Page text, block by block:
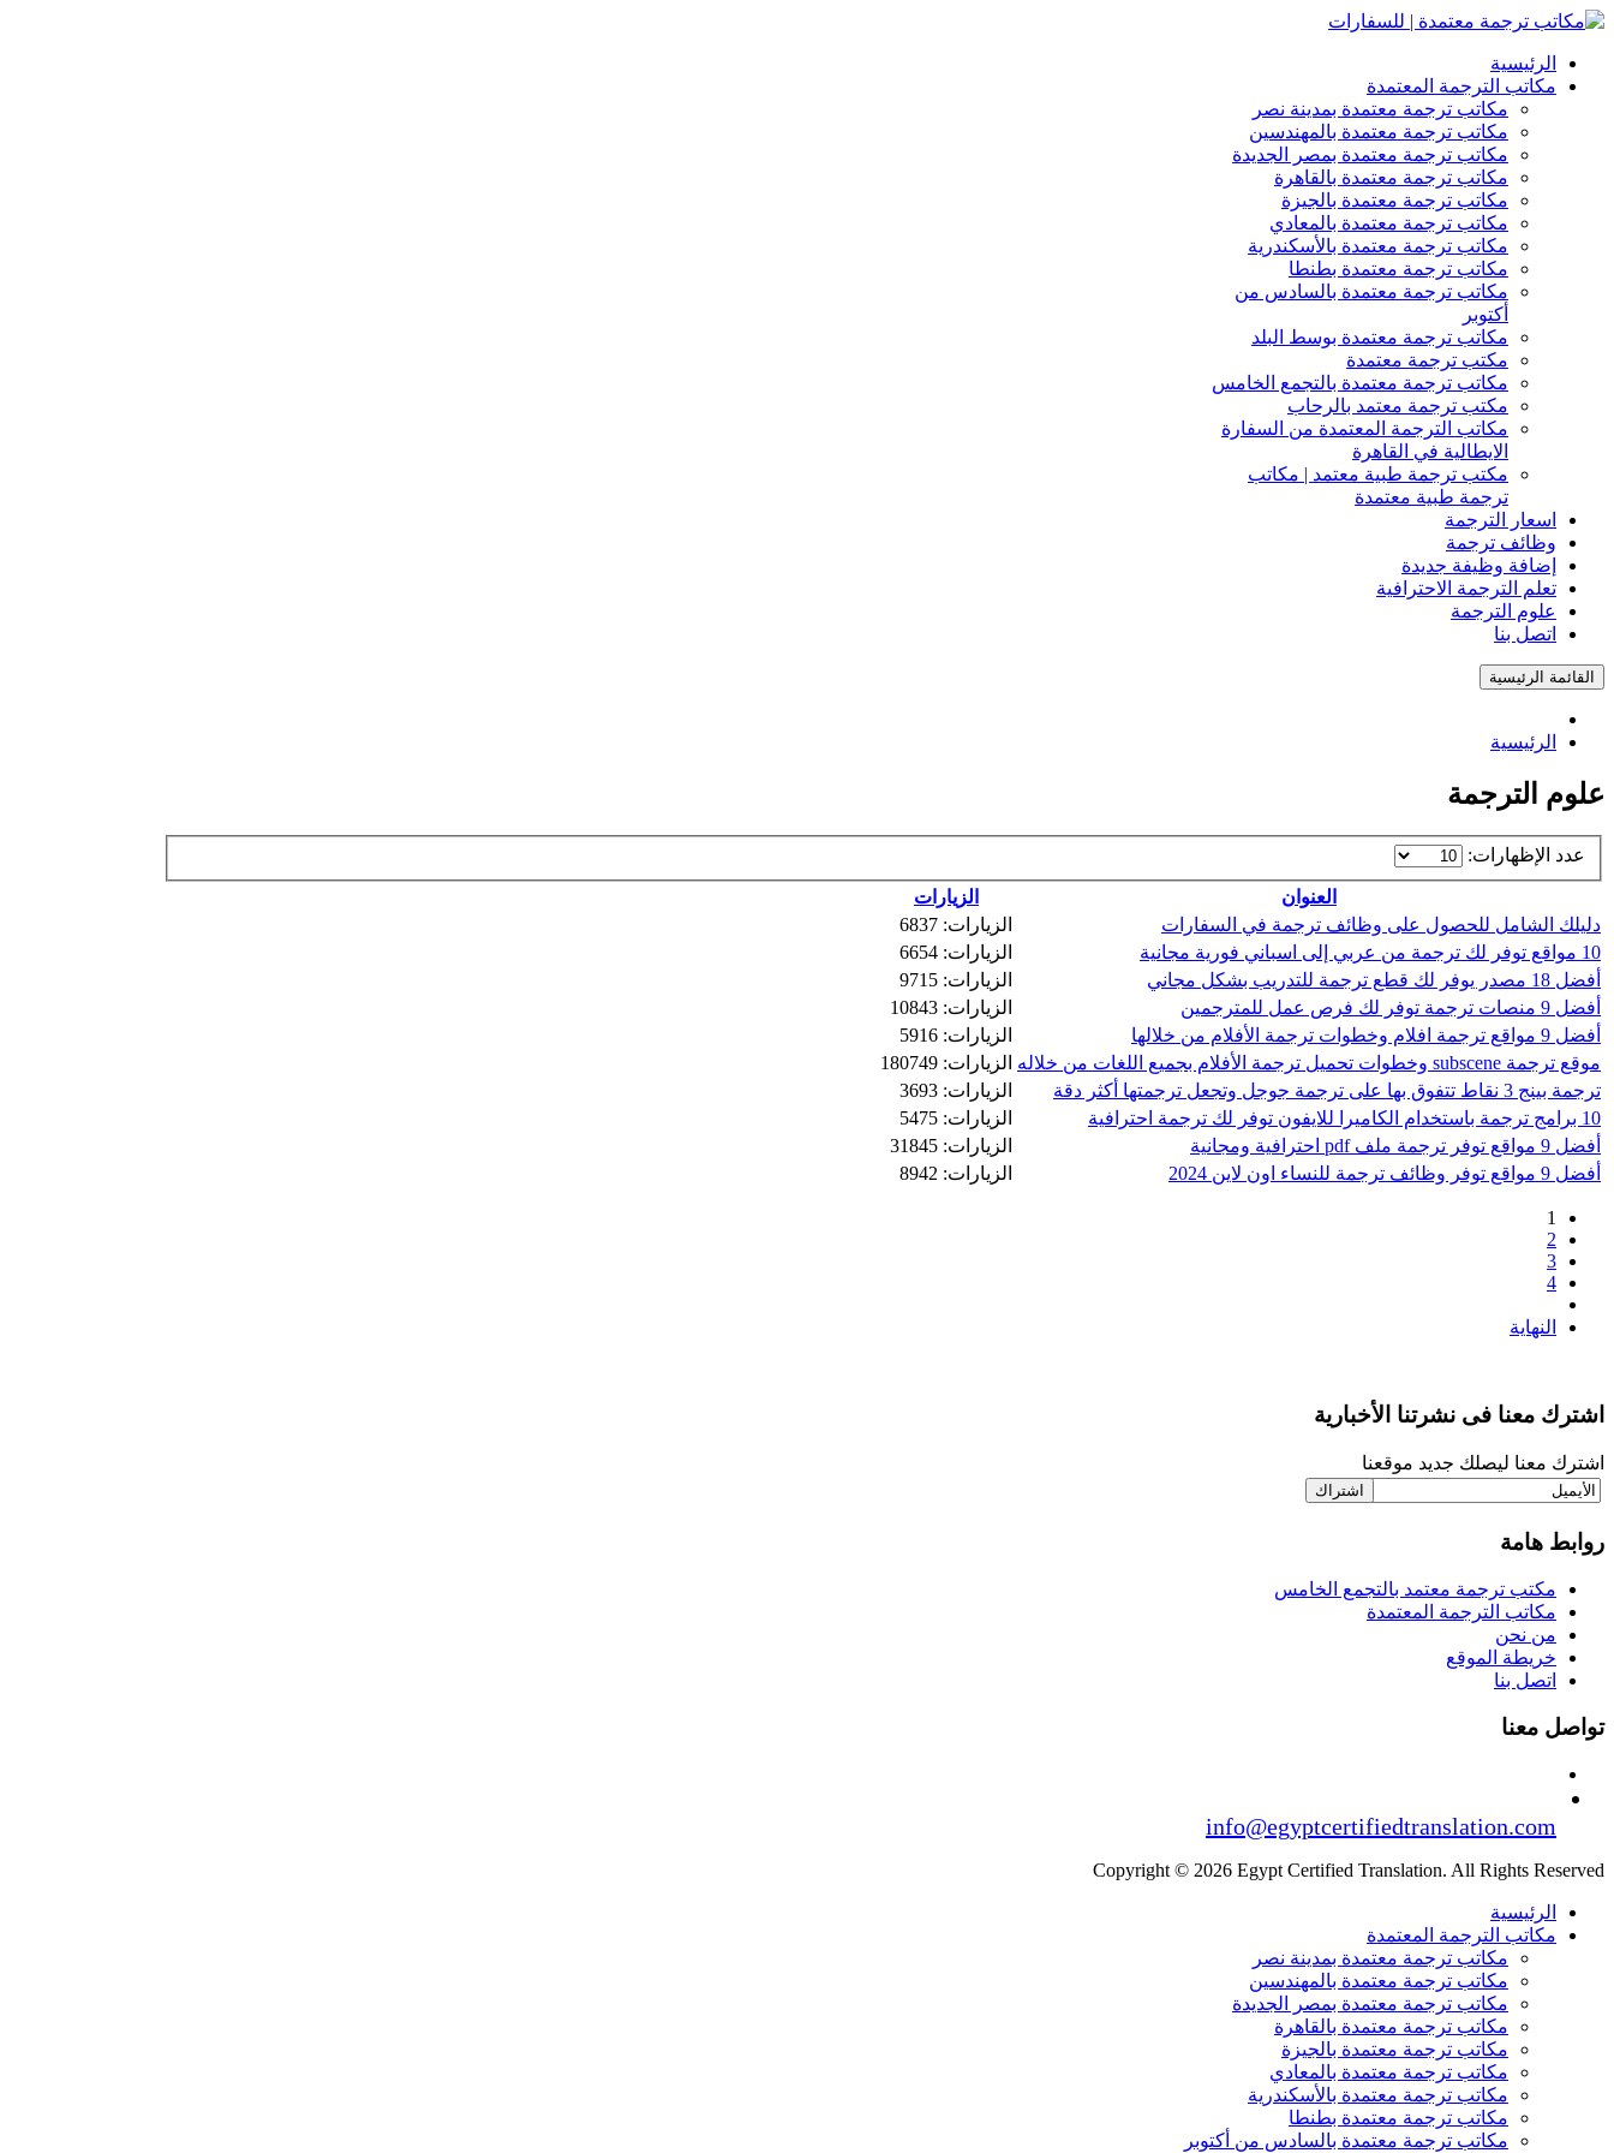
الرئيسية
مكاتب الترجمة المعتمدة
مكاتب ترجمة معتمدة بمدينة نصر
مكاتب ترجمة معتمدة بالمهندسين
مكاتب ترجمة معتمدة بمصر الجديدة
مكاتب ترجمة معتمدة بالقاهرة
مكاتب ترجمة معتمدة بالجيزة
مكاتب ترجمة معتمدة بالمعادي
مكاتب ترجمة معتمدة بالأسكندرية
مكاتب ترجمة معتمدة بطنطا
مكاتب ترجمة معتمدة بالسادس من
أكتوبر
مكاتب ترجمة معتمدة بوسط البلد
مكتب ترجمة معتمدة
مكاتب ترجمة معتمدة بالتجمع الخامس
مكتب ترجمة معتمد بالرحاب
مكاتب الترجمة المعتمدة من السفارة
الايطالية في القاهرة
مكتب ترجمة طبية معتمد | مكاتب
ترجمة طبية معتمدة
اسعار الترجمة
وظائف ترجمة
إضافة وظيفة جديدة
تعلم الترجمة الاحترافية
علوم الترجمة
اتصل بنا
القائمة الرئيسية
الرئيسية
علوم الترجمة
عدد الإظهارات:
العنوان
الزيارات
دليلك الشامل للحصول على وظائف ترجمة في السفارات
الزيارات: 6837
10 مواقع توفر لك ترجمة من عربي إلى اسباني فورية مجانية
الزيارات: 6654
أفضل 18 مصدر يوفر لك قطع ترجمة للتدريب بشكل مجاني
الزيارات: 9715
أفضل 9 منصات ترجمة توفر لك فرص عمل للمترجمين
الزيارات: 10843
أفضل 9 مواقع ترجمة افلام وخطوات ترجمة الأفلام من خلالها
الزيارات: 5916
موقع ترجمة subscene وخطوات تحميل ترجمة الأفلام بجميع اللغات من خلاله
الزيارات: 180749
ترجمة بينج 3 نقاط تتفوق بها على ترجمة جوجل وتجعل ترجمتها أكثر دقة
الزيارات: 3693
10 برامج ترجمة باستخدام الكاميرا للايفون توفر لك ترجمة احترافية
الزيارات: 5475
أفضل 9 مواقع توفر ترجمة ملف pdf احترافية ومجانية
الزيارات: 31845
أفضل 9 مواقع توفر وظائف ترجمة للنساء اون لاين 2024
الزيارات: 8942
1
2
3
4
النهاية
اشترك معنا فى نشرتنا الأخبارية
اشترك معنا ليصلك جديد موقعنا
روابط هامة
مكتب ترجمة معتمد بالتجمع الخامس
مكاتب الترجمة المعتمدة
من نحن
خريطة الموقع
اتصل بنا
تواصل معنا
info@egyptcertifiedtranslation.com
Copyright © 2026 Egypt Certified Translation. All Rights Reserved
الرئيسية
مكاتب الترجمة المعتمدة
مكاتب ترجمة معتمدة بمدينة نصر
مكاتب ترجمة معتمدة بالمهندسين
مكاتب ترجمة معتمدة بمصر الجديدة
مكاتب ترجمة معتمدة بالقاهرة
مكاتب ترجمة معتمدة بالجيزة
مكاتب ترجمة معتمدة بالمعادي
مكاتب ترجمة معتمدة بالأسكندرية
مكاتب ترجمة معتمدة بطنطا
مكاتب ترجمة معتمدة بالسادس من أكتوبر